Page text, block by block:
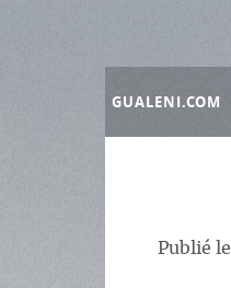
GUALENI.COM
Publié le